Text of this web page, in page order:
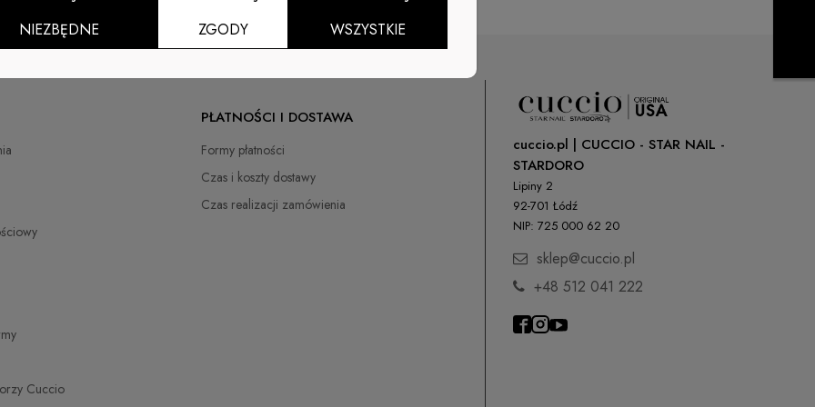
PŁATNOŚCI I DOSTAWA
Formy płatności
Czas i koszty dostawy
Czas realizacji zamówienia
Cuccio
cuccio.pl | CUCCIO - STAR NAIL -
STARDORO
Lipiny 2
92-701 Łódź
NIP: 725 000 62 20
sklep@cuccio.pl
+48 512 041 222
NIEZBĘDNE
ZGODY
WSZYSTKIE